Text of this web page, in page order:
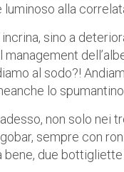
luminoso alla
sino a
management
al sodo?!
lo spumantino…
non solo nei
sempre con
bene, due